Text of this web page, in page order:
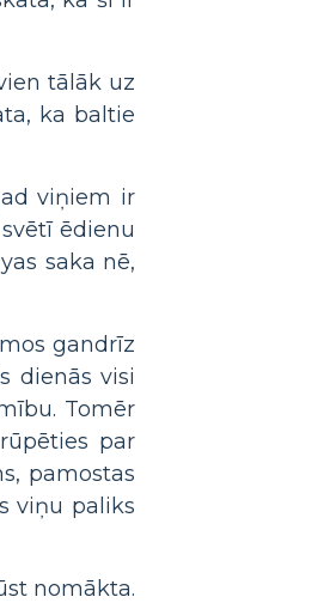
tālāk uz
ka baltie
viņiem ir
ēdienu
saka nē,
gandrīz
dienās visi
Tomēr
par
pamostas
viņu paliks
nomākta.